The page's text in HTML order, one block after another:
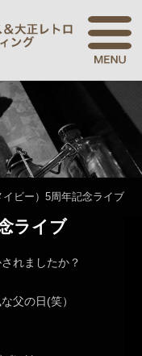
イビー）5周年記念ライブ
ライブ
れましたか？
父の日(笑）